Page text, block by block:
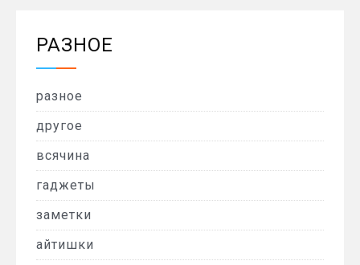
РАЗНОЕ
разное
другое
всячина
гаджеты
заметки
айтишки